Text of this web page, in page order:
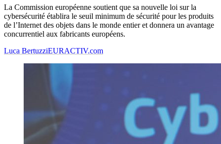
La Commission européenne soutient que sa nouvelle loi sur la
cybersécurité établira le seuil minimum de sécurité pour les produits
de l’Internet des objets dans le monde entier et donnera un avantage
concurrentiel aux fabricants européens.
Luca BertuzziEURACTIV.com